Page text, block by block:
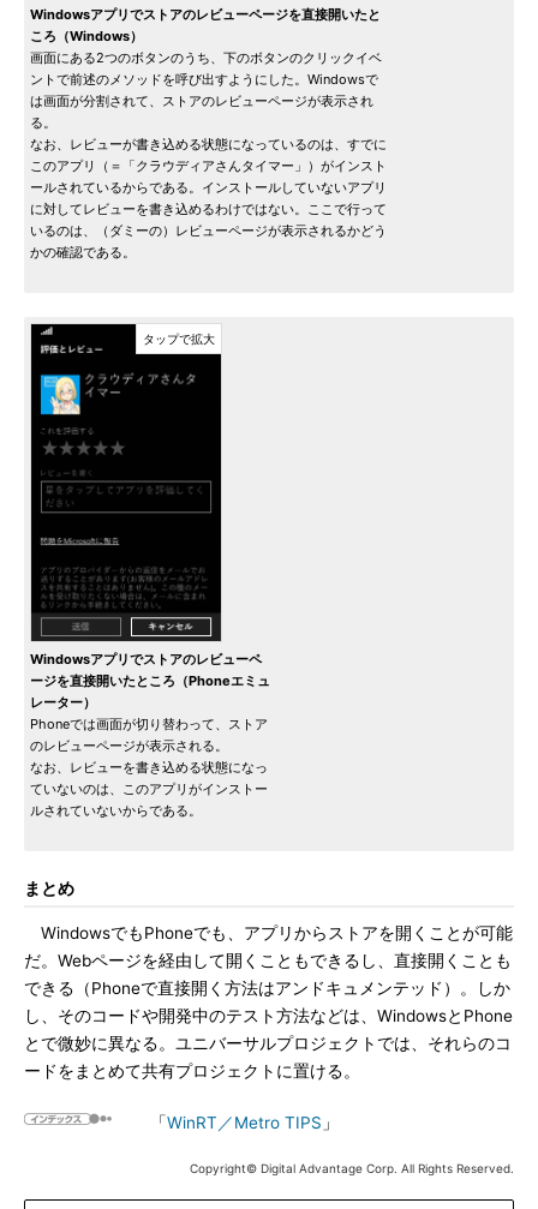
Windowsアプリでストアのレビューページを直接開いたと
ころ（Windows）
画面にある2つのボタンのうち、下のボタンのクリックイベ
ントで前述のメソッドを呼び出すようにした。Windowsで
は画面が分割されて、ストアのレビューページが表示され
る。
なお、レビューが書き込める状態になっているのは、すでに
このアプリ（＝「クラウディアさんタイマー」）がインスト
ールされているからである。インストールしていないアプリ
に対してレビューを書き込めるわけではない。ここで行って
いるのは、（ダミーの）レビューページが表示されるかどう
かの確認である。
Windowsアプリでストアのレビューペ
ージを直接開いたところ（Phoneエミュ
レーター）
Phoneでは画面が切り替わって、ストア
のレビューページが表示される。
なお、レビューを書き込める状態になっ
ていないのは、このアプリがインストー
ルされていないからである。
まとめ
WindowsでもPhoneでも、アプリからストアを開くことが可能
だ。Webページを経由して開くこともできるし、直接開くことも
できる（Phoneで直接開く方法はアンドキュメンテッド）。しか
し、そのコードや開発中のテスト方法などは、WindowsとPhone
とで微妙に異なる。ユニバーサルプロジェクトでは、それらのコ
ードをまとめて共有プロジェクトに置ける。
「WinRT／Metro TIPS 」
Copyright© Digital Advantage Corp. All Rights Reserved.